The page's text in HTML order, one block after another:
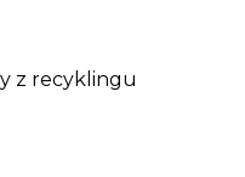
z recyklingu